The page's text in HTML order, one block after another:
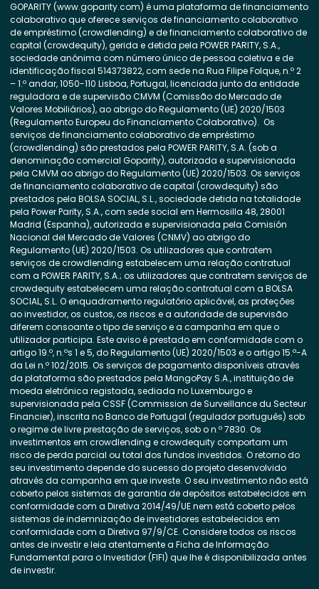
GOPARITY (www.goparity.com) é uma plataforma de financiamento
colaborativo que oferece serviços de financiamento colaborativo
de empréstimo (crowdlending) e de financiamento colaborativo de
capital (crowdequity), gerida e detida pela POWER PARITY, S.A.,
sociedade anónima com número único de pessoa coletiva e de
identificação fiscal 514373822, com sede na Rua Filipe Folque, n.º 2
– 1.º andar, 1050-110 Lisboa, Portugal, licenciada junto da entidade
reguladora e de supervisão CMVM (Comissão do Mercado de
Valores Mobiliários), ao abrigo do Regulamento (UE) 2020/1503
(Regulamento Europeu do Financiamento Colaborativo). Os
serviços de financiamento colaborativo de empréstimo
(crowdlending) são prestados pela POWER PARITY, S.A. (sob a
denominação comercial Goparity), autorizada e supervisionada
pela CMVM ao abrigo do Regulamento (UE) 2020/1503. Os serviços
de financiamento colaborativo de capital (crowdequity) são
prestados pela BOLSA SOCIAL, S.L., sociedade detida na totalidade
pela Power Parity, S.A., com sede social em Hermosilla 48, 28001
Madrid (Espanha), autorizada e supervisionada pela Comisión
Nacional del Mercado de Valores (CNMV) ao abrigo do
Regulamento (UE) 2020/1503. Os utilizadores que contratem
serviços de crowdlending estabelecem uma relação contratual
com a POWER PARITY, S.A.; os utilizadores que contratem serviços de
crowdequity estabelecem uma relação contratual com a BOLSA
SOCIAL, S.L. O enquadramento regulatório aplicável, as proteções
ao investidor, os custos, os riscos e a autoridade de supervisão
diferem consoante o tipo de serviço e a campanha em que o
utilizador participa. Este aviso é prestado em conformidade com o
artigo 19.º, n.ºs 1 e 5, do Regulamento (UE) 2020/1503 e o artigo 15.º-A
da Lei n.º 102/2015. Os serviços de pagamento disponíveis através
da plataforma são prestados pela MangoPay S.A., instituição de
moeda eletrónica registada, sediada no Luxemburgo e
supervisionada pela CSSF (Commission de Surveillance du Secteur
Financier), inscrita no Banco de Portugal (regulador português) sob
o regime de livre prestação de serviços, sob o n.º 7830. Os
investimentos em crowdlending e crowdequity comportam um
risco de perda parcial ou total dos fundos investidos. O retorno do
seu investimento depende do sucesso do projeto desenvolvido
através da campanha em que investe. O seu investimento não está
coberto pelos sistemas de garantia de depósitos estabelecidos em
conformidade com a Diretiva 2014/49/UE nem está coberto pelos
sistemas de indemnização de investidores estabelecidos em
conformidade com a Diretiva 97/9/CE. Considere todos os riscos
antes de investir e leia atentamente a Ficha de Informação
Fundamental para o Investidor (FIFI) que lhe é disponibilizada antes
de investir.